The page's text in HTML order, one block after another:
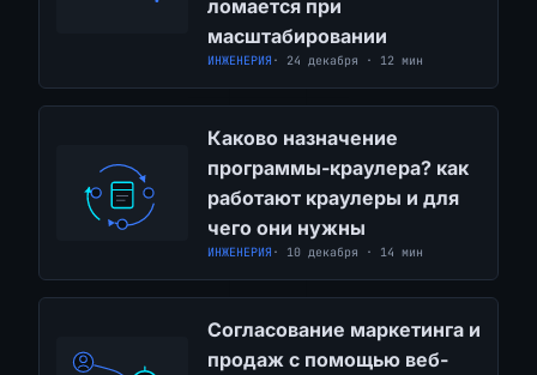
ломается при
масштабировании
ИНЖЕНЕРИЯ · 24 декабря · 12 мин
Каково назначение
программы-краулера? как
работают краулеры и для
чего они нужны
ИНЖЕНЕРИЯ · 10 декабря · 14 мин
Согласование маркетинга и
продаж с помощью веб-